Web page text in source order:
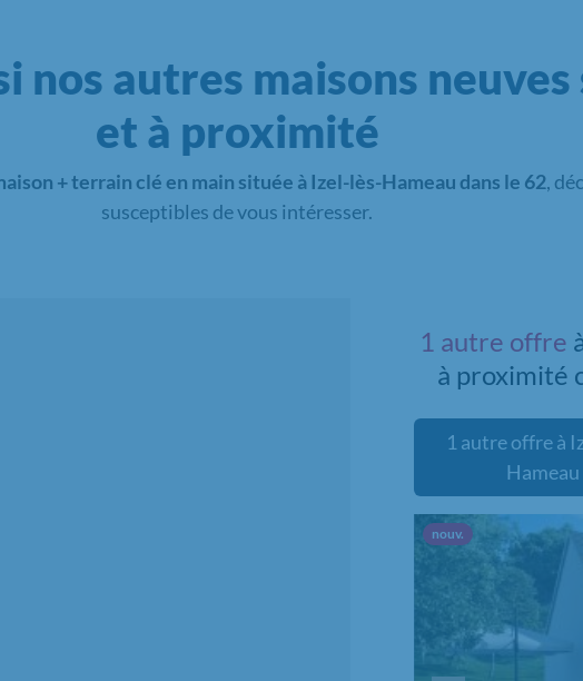
nos autres maisons
et à proximité
+ terrain clé en main située à Izel-lès-Hameau dans le 62,
susceptibles de vous intéresser.
1 autre offre
à proximité
1 autre offre à
Hameau
nouv. Nouvelle offre